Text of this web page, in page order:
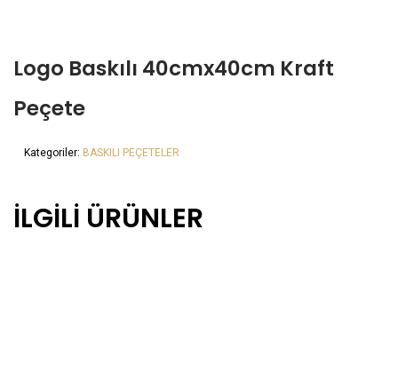
Logo Baskılı 40cmx40cm Kraft
Peçete
Kategoriler: BASKILI PEÇETELER
İLGILI ÜRÜNLER